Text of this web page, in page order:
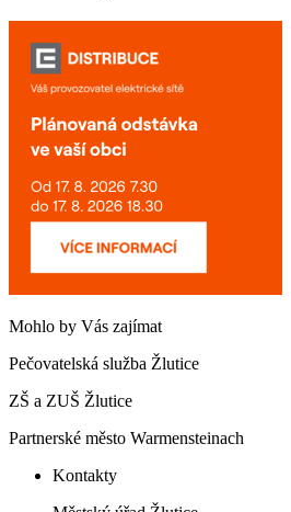
Mohlo by Vás zajímat
Pečovatelská služba Žlutice
ZŠ a ZUŠ Žlutice
Partnerské město Warmensteinach
Kontakty